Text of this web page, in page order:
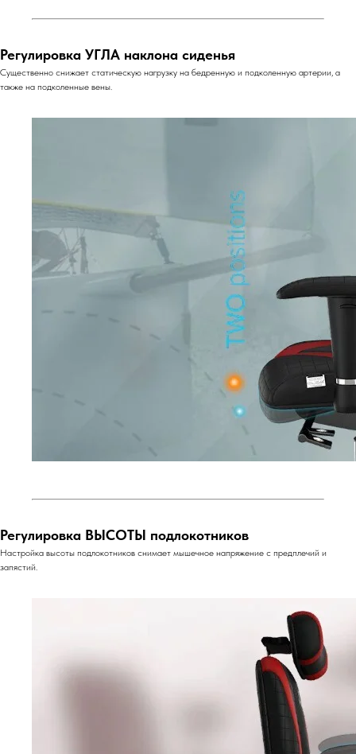
Регулировка УГЛА наклона сиденья
Существенно снижает статическую нагрузку на бедренную и подколенную артерии, а
также на подколенные вены.
Регулировка ВЫСОТЫ подлокотников
Настройка высоты подлокотников снимает мышечное напряжение с предплечий и
запястий.